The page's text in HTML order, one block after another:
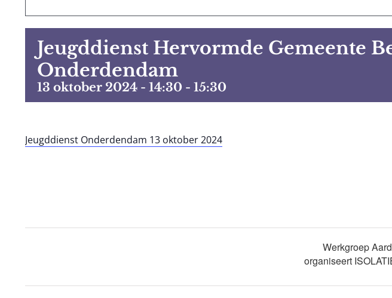
Jeugddienst Hervormde Gemeente
Onderdendam
13 oktober 2024 - 14:30 - 15:30
Jeugddienst Onderdendam 13 oktober 2024
Werkgroep
organiseert